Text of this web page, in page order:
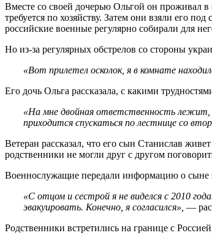
Вместе со своей дочерью Ольгой он проживал
требуется по хозяйству. Затем они взяли его
российские военные регулярно собирали для
Но из-за регулярных обстрелов со стороны
«Вот прилетел осколок, я в комнате
Его дочь Ольга рассказала, с какими
«На мне двойная ответственность лежит,
приходится спускаться по лестнице со
Ветеран рассказал, что его сын Станислав
родственники не могли друг с другом
Военнослужащие передали информацию о сыне в
«С отцом и сестрой я не виделся с 2010
эвакуировать. Конечно, я согласился», —
Родственники встретились на границе с